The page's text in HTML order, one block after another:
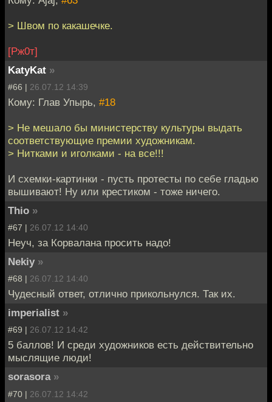
> Швом по какашечке.
[Рж0т]
KatyKat »
#66 | 26.07.12 14:39
Кому: Глав Упырь, #18
> Не мешало бы министерству культуры выдать
соответствующие премии художникам.
> Нитками и иголками - на все!!!
И схемки-картинки - пусть протесты по себе гладью
вышивают! Ну или крестиком - тоже ничего.
Thio »
#67 | 26.07.12 14:40
Неуч, за Корвалана просить надо!
Nekiy »
#68 | 26.07.12 14:40
Чудесный ответ, отлично прикольнулся. Так их.
imperialist »
#69 | 26.07.12 14:42
5 баллов! И среди художников есть действительно
мыслящие люди!
sorasora »
#70 | 26.07.12 14:42